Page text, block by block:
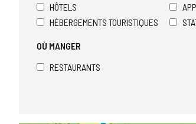
HÔTELS
HÉBERGEMENTS TOURISTIQUES
OÙ MANGER
RESTAURANTS